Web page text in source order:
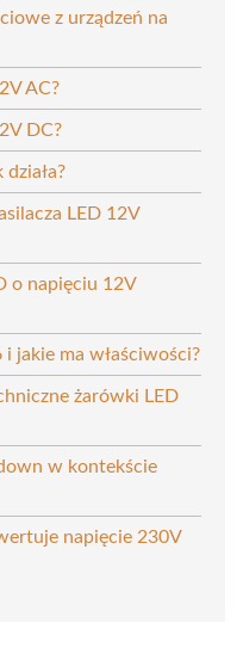
z urządzeń na
AC?
DC?
LED 12V
o napięciu 12V
jakie ma właściwości?
żarówki LED
w kontekście
napięcie 230V